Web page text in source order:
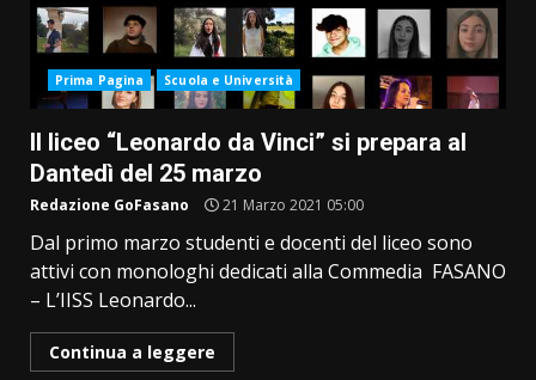
Prima Pagina Scuola e Università
Il liceo “Leonardo da Vinci” si prepara al
Dantedì del 25 marzo
Redazione GoFasano 21 Marzo 2021 05:00
Dal primo marzo studenti e docenti del liceo sono
attivi con monologhi dedicati alla Commedia FASANO
– L’IISS Leonardo...
Continua a leggere